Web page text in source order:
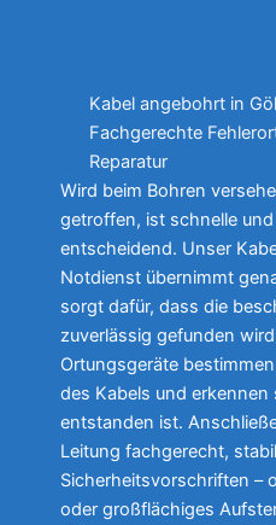
Kabel angebohrt in
Fachgerechte
Reparatur
Wird beim Bohren
getroffen, ist schnelle
entscheidend. Unser
Notdienst übernimmt
sorgt dafür, dass die
zuverlässig gefunden
Ortungsgeräte
des Kabels und
entstanden ist.
Leitung fachgerecht,
Sicherheitsvorschriften –
oder großflächiges